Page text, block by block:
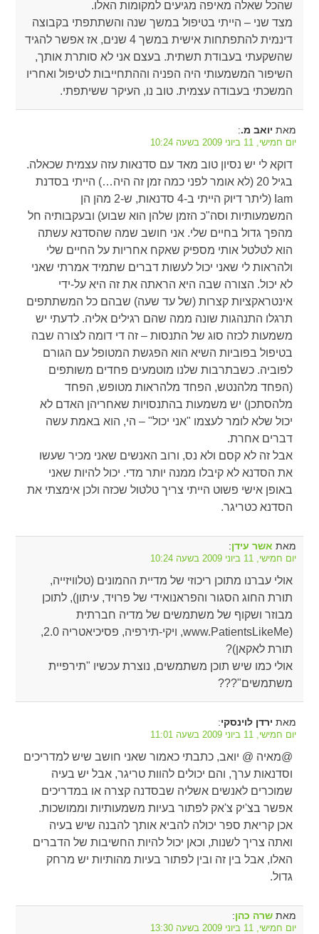
שהכל שאלה מאיפה מגיעים למקומות האלו.
מצד שני – הייתי בטיפול במשך שנה והשתתפתי בקבוצה
דינמית להתפתחות אישית במשך 4 שנים, אז אפשר להגיד
שהשקעתי בעבודת תשתית. בעצם אני לא סותרת אותך,
השיפור המשמעותי היה הפניה וההתחייבות לטיפול ואחריו
המשכתי בעבודה עצמית. טוב נו, העיקר ששיתפתי.
מאת יואב מ.:
יום חמישי, 11 ביוני 2009 בשעה 10:24
דוקא לי יש נסיון טוב מאד עם סדנאות עזה עצמית שכאלה.
בגיל 20 (לא אומר לפני כמה זמן זה היה…) הייתי בסדנת
Iam (ליתר דיוק הייתי ב-4 סדנאות, ש-2 מהן הן
המשמעותיות וסה"כ הזמן שלהן הוא שבוע) ובעקבותיה חל
מהפך גדול בחיים שלי. אני חושב שמה שהסדנא עשתה
הוא לטלטל אותי מספיק שאקח אחריות על החיים שלי
ולהראות לי שאני יכול לעשות דברים שתמיד אמרתי שאני
לא יכול. הצורה שבה היא הראתה את זה היא על-ידי
אינטראקציות קצרות (של עד שעה) שבהם כל המשתתפים
תרגלו התנהגות שונה ממה שהם רגילים אליה. לדעתי יש
משמעות לכזה סוג של התנסות – זה די דומה לצורה שבה
בטיפול בפוביות השיא הוא הפגשת המטופל עם הגורם
לפוביה. כשבתרבות שלנו מוטמעים פחדים משותפים
(הפחד מלהנטש, הפחד מלהראות מטופש, הפחד
מלהסתכן) יש משמעות בהתנסויות שאחריהן האדם לא
יכול שלא לומר לעצמו "אני יכול" – הי, הוא באמת עשה
דברים אחרת.
אבל זה לא קסם ולא נס, ורוב האנשים שאני מכיר שעשו
את הסדנא לא קיבלו ממנה יותר מדי. יכול להיות שאני
באופן אישי פשוט הייתי צריך טלטול שכזה ולכן אימצתי את
הסדנא כטריגר.
מאת אשר עידן:
יום חמישי, 11 ביוני 2009 בשעה 10:24
אולי עברנו מתוכן ריכוזי של מדיית ההמונים (טלוויזייה,
תורת החוג הסגור והפראנואידי של פרויד, עיתון), לתוכן
מבוזר ושקוף של משתמשים של מדיה חברתית
(www.PatientsLikeMe, ויקי-תירפיה, פסיכיאטריה 2.0,
תורת לאקאן)?
אולי כמו שיש תוכן משתמשים, נוצרת עכשיו "תירפיית
משתמשים"???
מאת ירדן לוינסקי:
יום חמישי, 11 ביוני 2009 בשעה 11:01
@מאיה @ יואב, כתבתי כאמור שאני חושב שיש למדריכים
וסדנאות ערך, והם יכולים להוות טריגר, אבל יש בעיה
שמוכרים לאנשים אשליה שבסדנה קצרה או במדריכים
אפשר בצ'יק צ'אק לפתור בעיות משמעותיות וממושכות.
אכן קריאת ספר יכולה להביא אותך להבנה שיש בעיה
ואתה צריך לשנות, וכאן יכול להיות החשיבות של הדברים
האלו, אבל בין זה ובין לפתור בעיות מהותיות יש מרחק
גדול.
מאתשרה כהן:
יום חמישי, 11 ביוני 2009 בשעה 13:30